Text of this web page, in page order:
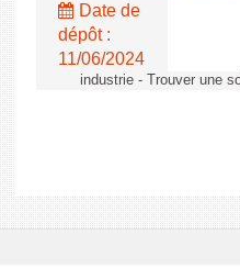
Date de
dépôt :
11/06/2024
industrie - Trouver une